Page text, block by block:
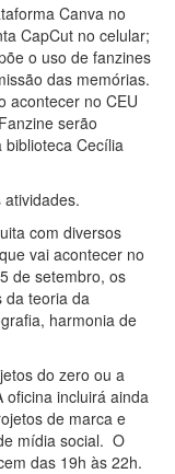
Canva no
CapCut no celular;
o uso de fanzines
das memórias.
acontecer no CEU
serão
Cecília
com diversos
vai acontecer no
de setembro, os
da teoria da
harmonia de
do zero ou a
incluirá ainda
de marca e
mídia social. O
das 19h às 22h.